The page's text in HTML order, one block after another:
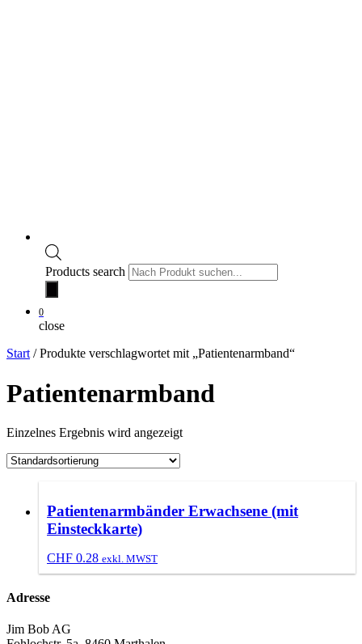
Products search
0
close
Start / Produkte verschlagwortet mit „Patientenarmband“
Patientenarmband
Einzelnes Ergebnis wird angezeigt
Patientenarmbänder Erwachsene (mit
Einsteckkarte)
CHF 0.28 exkl. MWST
Adresse
Jim Bob AG